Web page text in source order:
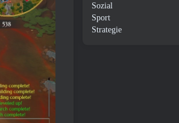
Sozial
Sport
Strategie